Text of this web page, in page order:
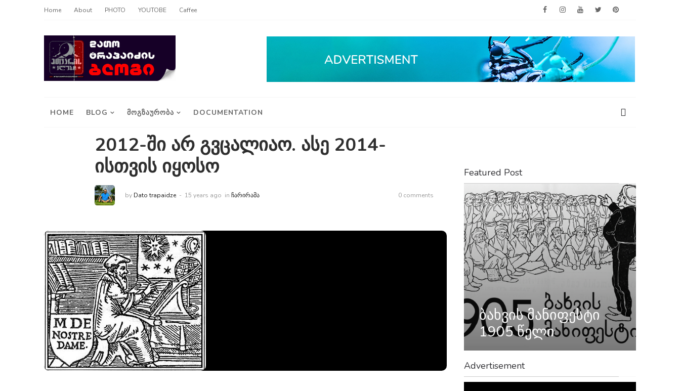
Home About PHOTO YOUTOBE Caffee
HOME BLOG ᲛᲝᲒᲖᲐᲣᲠᲝᲑᲐ DOCUMENTATION
2012-ში არ გვცალიაო. ასე 2014-
ისთვის იყოსო
by Dato trapaidze 15 years ago in ᲩᲐᲠᲘᲠᲐᲛᲐ 0 comments
Featured Post
ბახვის მანიფესტი
1905 წელი
Advertisement